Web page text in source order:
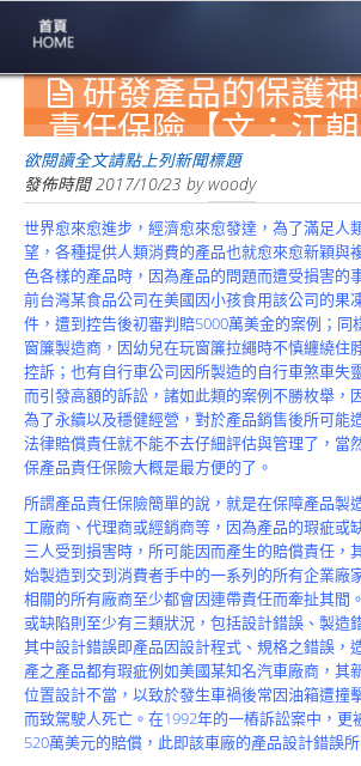
專業豐林
Professional
保險大家談
1386集
台灣商業保險
第一品牌
關於豐林
About
服務項目
Service
火災保額
估算系統
商品簡介
Product
研發產品的保護
責任保險【文：江
欲閱讀全文請點上列新聞標題
發佈時間2017/10/23 bywoody
世界愈來愈進步，經濟愈來愈發達，為了滿足人
望，各種提供人類消費的產品也就愈來愈新穎與
色各樣的產品時，因為產品的問題而遭受損害的
前台灣某食品公司在美國因小孩食用該公司的果
件，遭到控告後初審判賠5000萬美金的案例；同
窗簾製造商，因幼兒在玩窗簾拉繩時不慎纏繞住
控訴；也有自行車公司因所製造的自行車煞車失
而引發高額的訴訟，諸如此類的案例不勝枚舉，
為了永續以及穩健經營，對於產品銷售後所可能
法律賠償責任就不能不去仔細評估與管理了，當
保產品責任保險大概是最方便的了。
所謂產品責任保險簡單的說，就是在保障產品製
工廠商、代理商或經銷商等，因為產品的瑕疵或
三人受到損害時，所可能因而產生的賠償責任，
始製造到交到消費者手中的一系列的所有企業廠
相關的所有廠商至少都會因連帶責任而牽扯其間
或缺陷則至少有三類狀況，包括設計錯誤、製造
其中設計錯誤即產品因設計程式、規格之錯誤，
產之產品都有瑕疵例如美國某知名汽車廠商，其
位置設計不當，以致於發生車禍後常因油箱遭撞
而致駕駛人死亡。在1992年的一樁訴訟案中，更
520萬美元的賠償，此即該車廠的產品設計錯誤